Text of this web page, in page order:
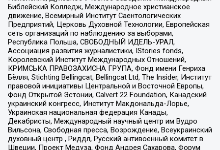
Библейский Колледж, Международное христианское
движение, Всемирный Институт Саентологических
Предприятий, Церковь Духовной Технологии, Европейская
сеть организаций по наблюдению за выборами,
Республика Польша, СВОБОДНЫЙ ИДЕЛЬ-УРАЛ,
Ассоциация развития журналистики, IStories fonds,
Королевский Институт Международных Отношений,
КРИМСЬКА ПРАВОЗАХИСНА ГРУПА, Фонд имени Генриха
Бёлля, Stichting Bellingcat, Bellingcat Ltd, The Insider, Институт
правовой инициативы Центральной и Восточной Европы,
Фонд Открытой Эстонии, Calvert 22 Foundation, Канадский
украинский конгресс, Институт Макдональда-Лорье,
Украинская национальная федерация Канады,
Декабристы, Международный научный центр им Вудро
Вильсона, Свободная пресса, Возрождение, Всеукраинский
духовный центр , Риддл, Русский антивоенный комитет в
Швеции, Проект Медуза, Фонд Андрея Сахарова, Форум